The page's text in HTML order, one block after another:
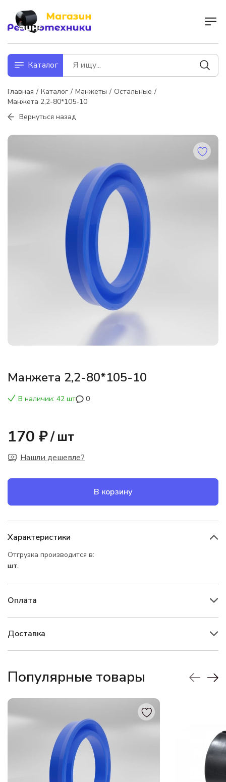
Каталог
Главная Каталог Манжеты
Остальные
Манжета 2,2-80*105-10
Вернуться назад
Манжета 2,2-80*105-10
В наличии: 42 шт 0
170 ₽/ шт
Нашли дешевле?
В корзину
Характеристики
Отгрузка производится в:
шт.
Оплата
Доставка
Популярные товары